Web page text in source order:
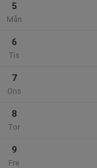
5
Mån
6
Tis
7
Ons
8
Tor
9
Fre